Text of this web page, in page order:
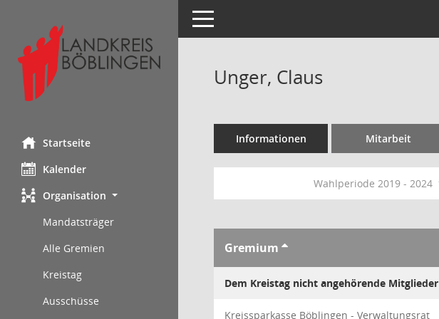
Startseite
Kalender
Organisation
Mandatsträger
Alle Gremien
Kreistag
Ausschüsse
Toggle navigation
Unger, Claus
Informationen Mitarbeit
Wahlperiode 2019 - 2024
Gremium
Dem Kreistag nicht angehörende Mitglieder
Kreissparkasse Böblingen - Verwaltungsrat